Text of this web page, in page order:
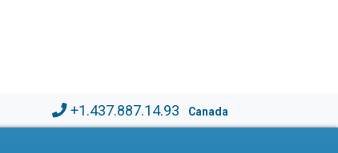
+1.437.887.14.93 Canada